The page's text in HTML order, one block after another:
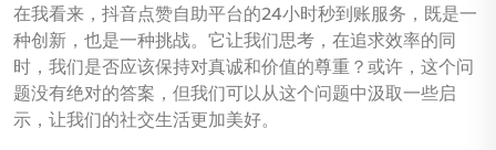
在我看来，抖音点赞自助平台的24小时秒到账服务，既是一
种创新，也是一种挑战。它让我们思考，在追求效率的同
时，我们是否应该保持对真诚和价值的尊重？或许，这个问
题没有绝对的答案，但我们可以从这个问题中汲取一些启
示，让我们的社交生活更加美好。